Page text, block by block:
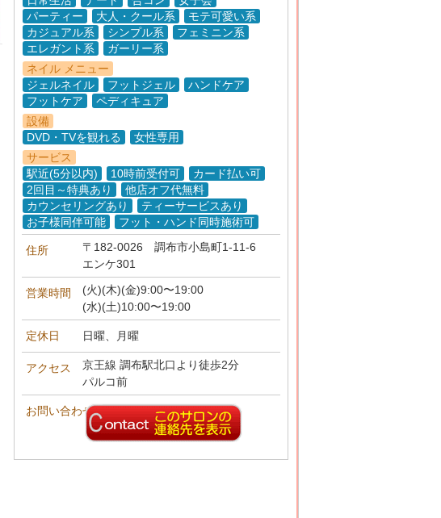
パーティー
大人・クール系
モテ可愛い系
カジュアル系
シンプル系
フェミニン系
エレガント系
ガーリー系
ネイル メニュー
ジェルネイル
フットジェル
ハンドケア
フットケア
ペディキュア
設備
DVD・TVを観れる
女性専用
サービス
駅近(5分以内)
10時前受付可
カード払い可
2回目～特典あり
他店オフ代無料
カウンセリングあり
ティーサービスあり
お子様同伴可能
フット・ハンド同時施術可
住所 〒182-0026 調布市小島町1-11-6
エンケ301
営業時間
(火)(木)(金)9:00〜19:00
(水)(土)10:00〜19:00
定休日 日曜、月曜
アクセス
京王線 調布駅北口より徒歩2分
パルコ前
お問い合わせ先